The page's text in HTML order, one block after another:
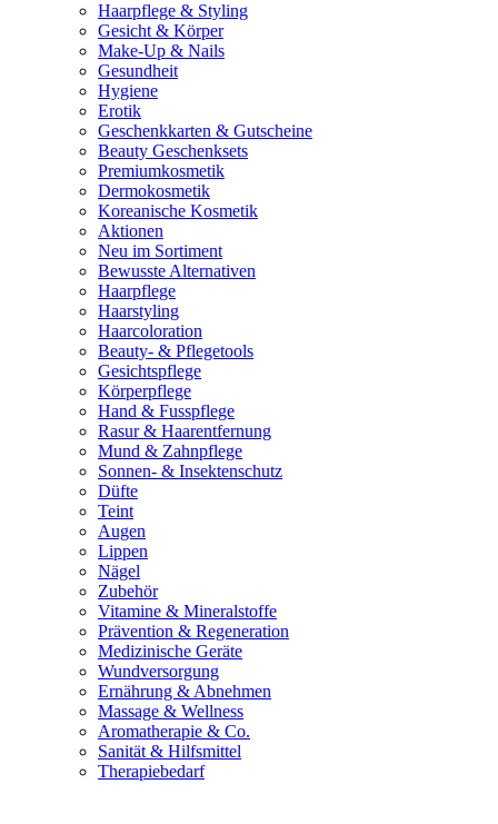
Haarpflege & Styling
Gesicht & Körper
Make-Up & Nails
Gesundheit
Hygiene
Erotik
Geschenkkarten & Gutscheine
Beauty Geschenksets
Premiumkosmetik
Dermokosmetik
Koreanische Kosmetik
Aktionen
Neu im Sortiment
Bewusste Alternativen
Haarpflege
Haarstyling
Haarcoloration
Beauty- & Pflegetools
Gesichtspflege
Körperpflege
Hand & Fusspflege
Rasur & Haarentfernung
Mund & Zahnpflege
Sonnen- & Insektenschutz
Düfte
Teint
Augen
Lippen
Nägel
Zubehör
Vitamine & Mineralstoffe
Prävention & Regeneration
Medizinische Geräte
Wundversorgung
Ernährung & Abnehmen
Massage & Wellness
Aromatherapie & Co.
Sanität & Hilfsmittel
Therapiebedarf